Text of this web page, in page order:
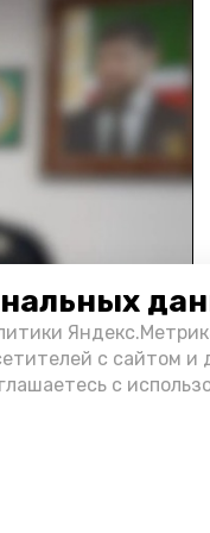
с сайтом и
с